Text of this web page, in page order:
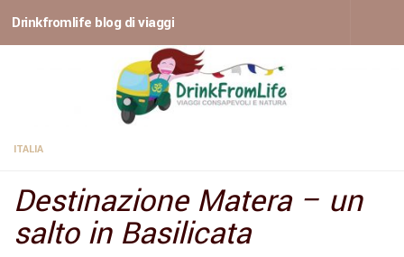
Sotto il contenuto
Drinkfromlife blog di viaggi
ITALIA
Destinazione Matera – un
salto in Basilicata